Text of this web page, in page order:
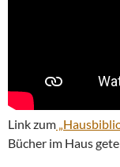
Link zum
Bücher im Haus